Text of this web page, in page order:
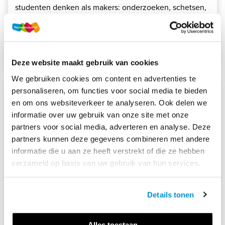
Deze website maakt gebruik van cookies
We gebruiken cookies om content en advertenties te
personaliseren, om functies voor social media te bieden
en om ons websiteverkeer te analyseren. Ook delen we
informatie over uw gebruik van onze site met onze
partners voor social media, adverteren en analyse. Deze
partners kunnen deze gegevens combineren met andere
informatie die u aan ze heeft verstrekt of die ze hebben
verzameld op basis van uw gebruik van hun services.
Details tonen
studenten denken als makers: onderzoeken, schetsen,
testen en verbeteren, terwijl leren ontstaat door het
proces zelf.